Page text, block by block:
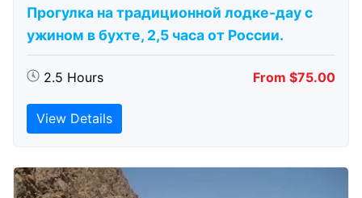
Прогулка на традиционной лодке-дау с
ужином в бухте, 2,5 часа от России.
2.5 Hours From $75.00
View Details